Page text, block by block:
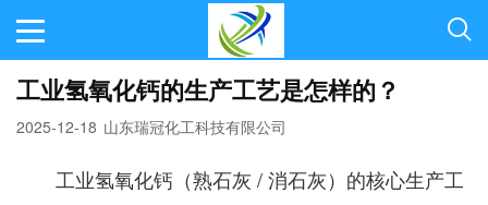
工业氢氧化钙的生产工艺是怎样的？
2025-12-18 山东瑞冠化工科技有限公司
工业氢氧化钙（熟石灰 / 消石灰）的核心生产工